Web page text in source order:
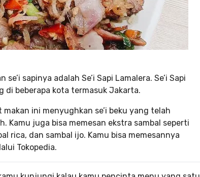
sapinya adalah Se’i Sapi Lamalera. Se’i Sapi
di beberapa kota termasuk Jakarta.
ini menyughkan se’i beku yang telah
Kamu juga bisa memesan ekstra sambal seperti
rica, dan sambal ijo. Kamu bisa memesannya
Tokopedia.